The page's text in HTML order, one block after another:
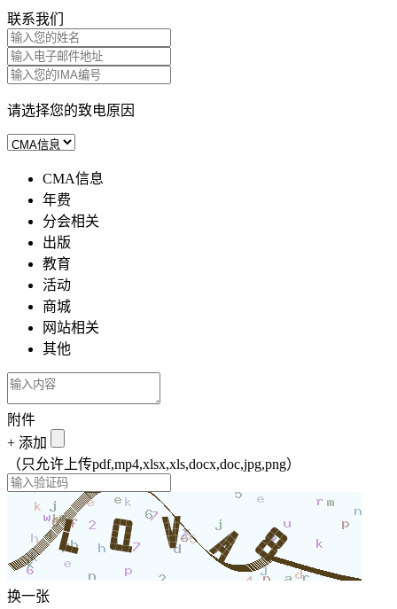
联系我们
请选择您的致电原因
CMA信息
年费
分会相关
出版
教育
活动
商城
网站相关
其他
附件
+ 添加
（只允许上传pdf,mp4,xlsx,xls,docx,doc,jpg,png）
换一张